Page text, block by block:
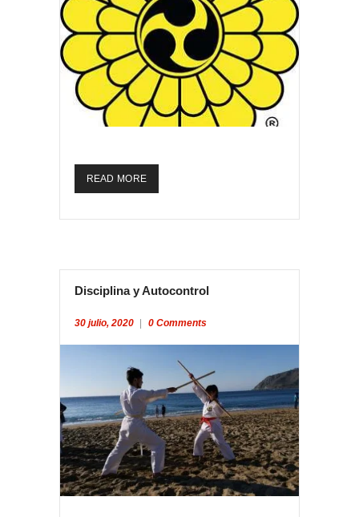
READ MORE
Disciplina y Autocontrol
30 julio, 2020 0 Comments